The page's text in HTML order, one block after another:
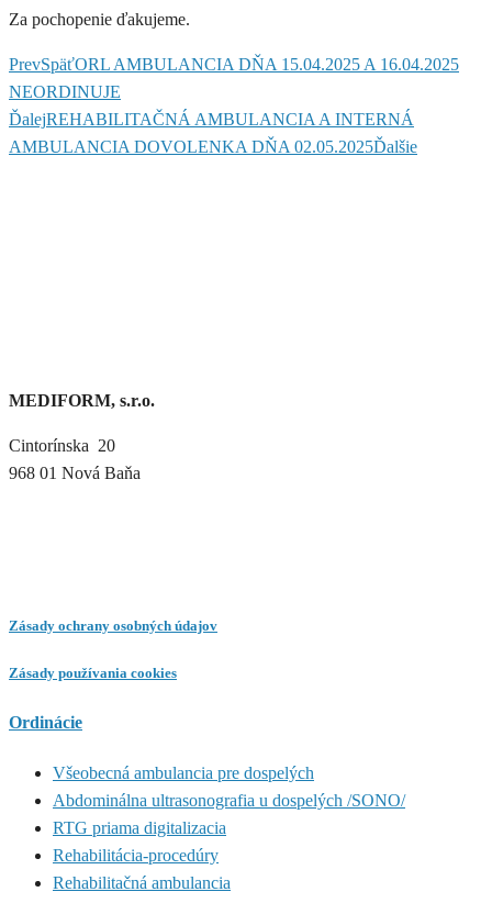
Za pochopenie ďakujeme.
PrevSpäťORL AMBULANCIA DŇA 15.04.2025 A 16.04.2025
NEORDINUJE
ĎalejREHABILITAČNÁ AMBULANCIA A INTERNÁ
AMBULANCIA DOVOLENKA DŇA 02.05.2025Ďalšie
MEDIFORM, s.r.o.
Cintorínska 20
968 01 Nová Baňa
Zásady ochrany osobných údajov
Zásady používania cookies
Ordinácie
Všeobecná ambulancia pre dospelých
Abdominálna ultrasonografia u dospelých /SONO/
RTG priama digitalizacia
Rehabilitácia-procedúry
Rehabilitačná ambulancia